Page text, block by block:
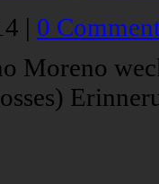
| 0
Moreno